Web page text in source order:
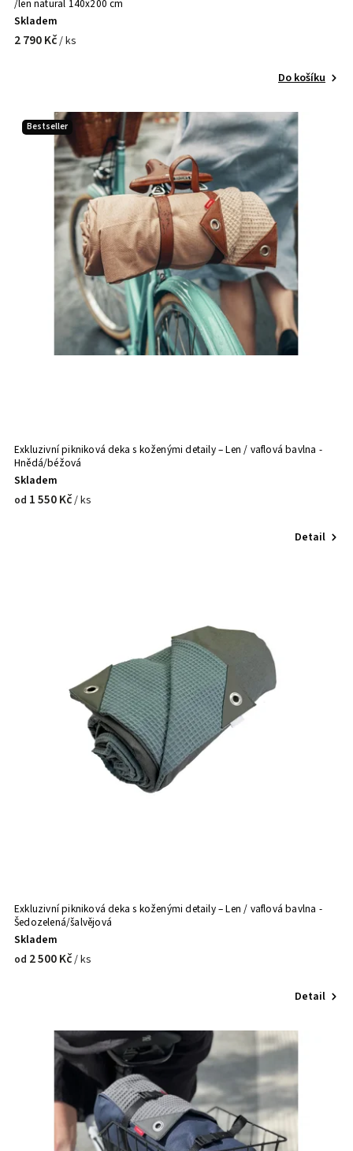
/len natural 140x200 cm
Skladem
2 790 Kč/ ks
Do košíku
Bestseller
Exkluzivní pikniková deka s koženými detaily – Len / vaflová bavlna -
Hnědá/béžová
Skladem
od 1 550 Kč/ ks
Detail
Exkluzivní pikniková deka s koženými detaily – Len / vaflová bavlna -
Šedozelená/šalvějová
Skladem
od 2 500 Kč/ ks
Detail